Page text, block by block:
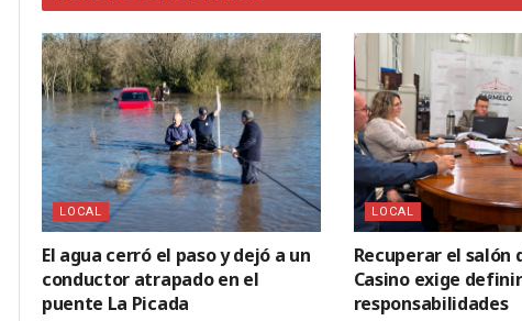
LOCAL
El agua cerró el paso y dejó a un
conductor atrapado en el
puente La Picada
LOCAL
Recuperar el salón
Casino exige
responsabilidades